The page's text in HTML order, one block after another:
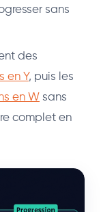
sans
des
en Y, puis les
en W sans
complet en